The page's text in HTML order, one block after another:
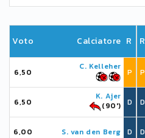
Voto Calciatore R
6,50
C. Kelleher
P
6,50
K. Ajer
(90')
D
6,00 S. van den Berg D
R
P
D
D